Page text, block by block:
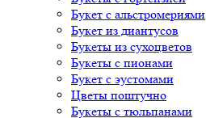
Букет с альстромериями
Букет из диантусов
Букеты из сухоцветов
Букеты с пионами
Букет с эустомами
Цветы поштучно
Букеты с тюльпанами